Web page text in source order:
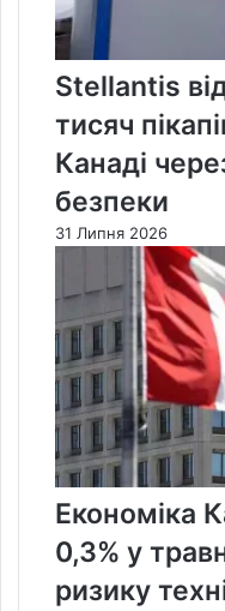
Stellantis
тисяч
Канаді
безпеки
31 Липня 2026
Економіка
0,3% у
ризику